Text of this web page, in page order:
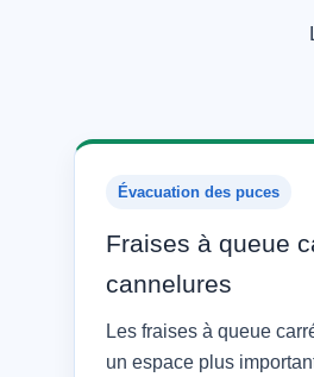
Évacuation des puces
Fraises à queue
cannelures
Les fraises à queue
un espace plus